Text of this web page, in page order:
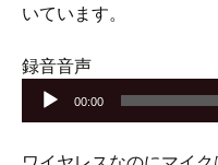
いています。
録音音声音
プ
00:00